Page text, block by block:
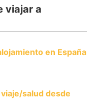
viajar a
en España
salud desde